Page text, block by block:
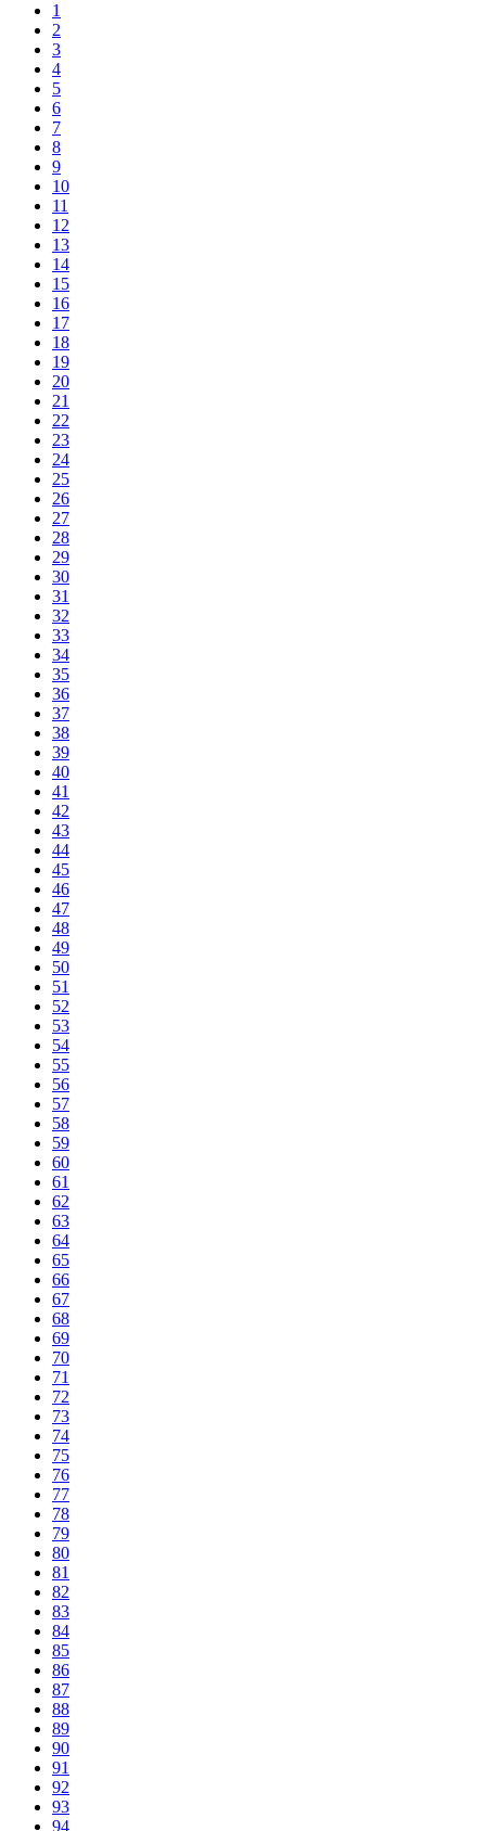
1
2
3
4
5
6
7
8
9
10
11
12
13
14
15
16
17
18
19
20
21
22
23
24
25
26
27
28
29
30
31
32
33
34
35
36
37
38
39
40
41
42
43
44
45
46
47
48
49
50
51
52
53
54
55
56
57
58
59
60
61
62
63
64
65
66
67
68
69
70
71
72
73
74
75
76
77
78
79
80
81
82
83
84
85
86
87
88
89
90
91
92
93
94